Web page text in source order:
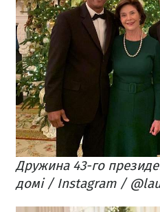
Дружина 43-го
домі / Instagram /